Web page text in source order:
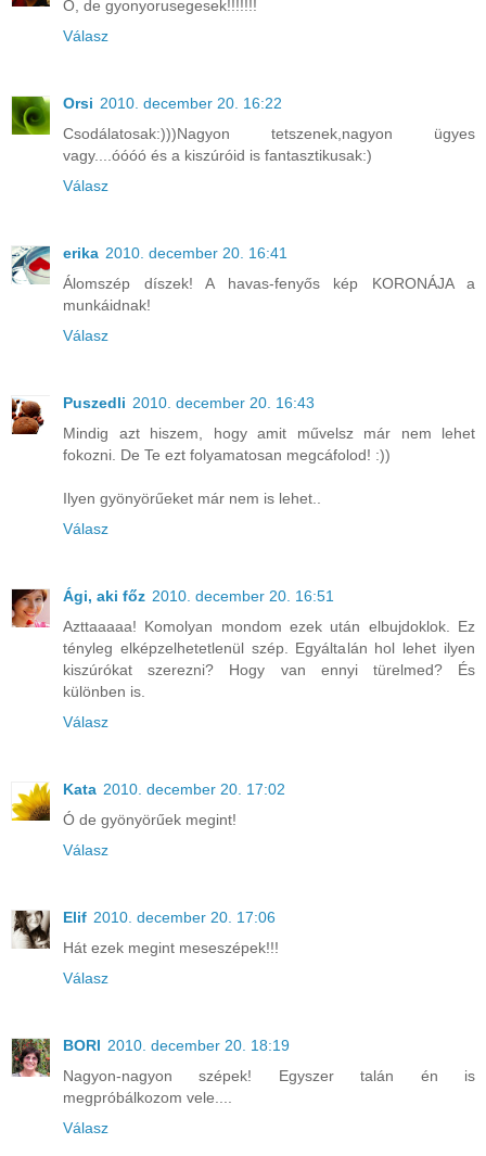
O, de gyonyorusegesek!!!!!!!
Válasz
Orsi 2010. december 20. 16:22
Csodálatosak:)))Nagyon tetszenek,nagyon ügyes
vagy....óóóó és a kiszúróid is fantasztikusak:)
Válasz
erika 2010. december 20. 16:41
Álomszép díszek! A havas-fenyős kép KORONÁJA a
munkáidnak!
Válasz
Puszedli 2010. december 20. 16:43
Mindig azt hiszem, hogy amit művelsz már nem lehet
fokozni. De Te ezt folyamatosan megcáfolod! :))
Ilyen gyönyörűeket már nem is lehet..
Válasz
Ági, aki főz 2010. december 20. 16:51
Azttaaaaa! Komolyan mondom ezek után elbujdoklok. Ez
tényleg elképzelhetetlenül szép. Egyáltalán hol lehet ilyen
kiszúrókat szerezni? Hogy van ennyi türelmed? És
különben is.
Válasz
Kata 2010. december 20. 17:02
Ó de gyönyörűek megint!
Válasz
Elif 2010. december 20. 17:06
Hát ezek megint meseszépek!!!
Válasz
BORI 2010. december 20. 18:19
Nagyon-nagyon szépek! Egyszer talán én is
megpróbálkozom vele....
Válasz